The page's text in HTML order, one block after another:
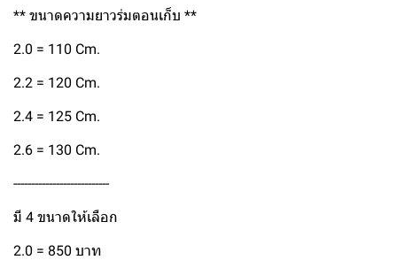
** ขนาดความยาวร่มตอนเก็บ **
2.0 = 110 Cm.
2.2 = 120 Cm.
2.4 = 125 Cm.
2.6 = 130 Cm.
---------------------------
มี 4 ขนาดให้เลือก
2.0 = 850 บาท